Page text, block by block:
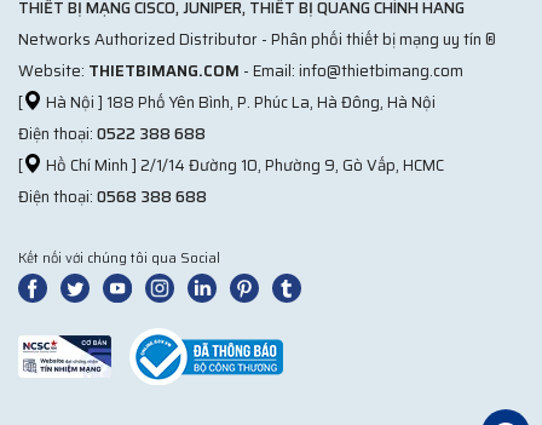
THIẾT BỊ MẠNG CISCO, JUNIPER, THIẾT BỊ QUANG CHÍNH HÃNG
Networks Authorized Distributor - Phân phối thiết bị mạng uy tín ®
Website: THIETBIMANG.COM - Email: info@thietbimang.com
[
Hà Nội ] 188 Phố Yên Bình, P. Phúc La, Hà Đông, Hà Nội
Điện thoại:0522 388 688
[
Hồ Chí Minh ] 2/1/14 Đường 10, Phường 9, Gò Vấp, HCMC
Điện thoại:0568 388 688
Kết nối với chúng tôi qua Social